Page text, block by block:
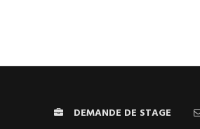
DEMANDE DE STAGE